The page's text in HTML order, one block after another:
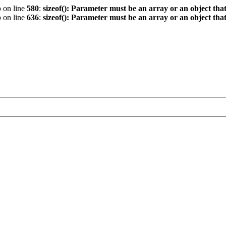
on line 580: sizeof(): Parameter must be an array or an object
on line 636: sizeof(): Parameter must be an array or an object